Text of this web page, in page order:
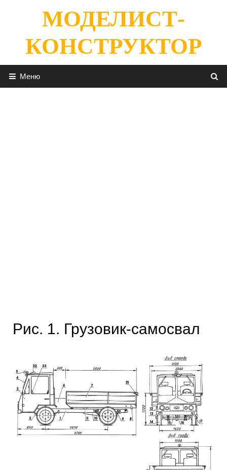
содержимомуМОДЕЛИСТ-
КОНСТРУКТОР
Меню
Рис. 1. Грузовик-самосвал